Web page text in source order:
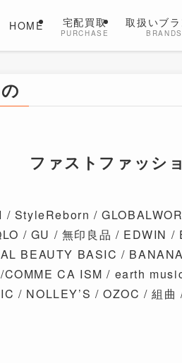
HOME 宅配買取
PURCHASE
取扱いブ
BRANDS
ファストファッシ
/ StyleReborn /
/ GU / 無印良品 / EDWIN /
BEAUTY BASIC /
CA ISM / earth
/ NOLLEY’S / OZOC / 組